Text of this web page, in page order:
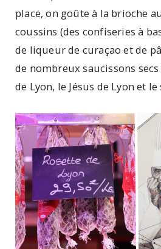
place, on goûte à la brioche
coussins (des confiseries à
de liqueur de curaçao et de
de nombreux saucissons
de Lyon, le Jésus de Lyon et